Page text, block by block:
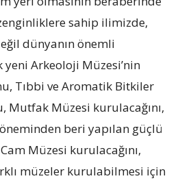
sahip ilimizde,
dünyanın önemli
Arkeoloji Müzesi’nin
Tıbbi ve Aromatik Bitkiler
Mutfak Müzesi kurulacağını,
beri yapılan güçlü
Müzesi kurulacağını,
müzeler kurulabilmesi için